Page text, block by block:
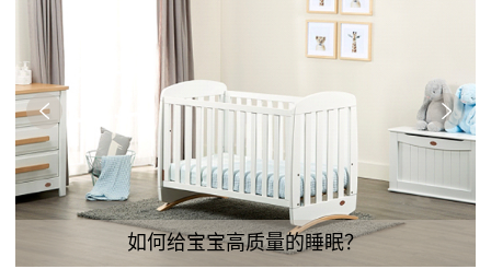
如何给宝宝高质量的睡眠？